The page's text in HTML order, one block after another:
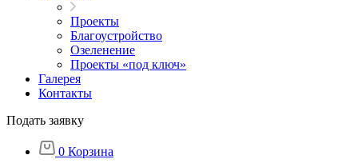
Проекты
Благоустройство
Озеленение
Проекты «под ключ»
Галерея
Контакты
Подать заявку
0 Корзина